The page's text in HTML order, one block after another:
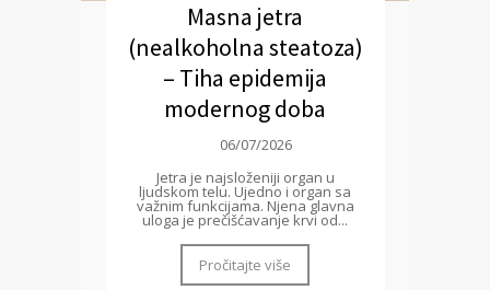
Masna jetra
(nealkoholna steatoza)
– Tiha epidemija
modernog doba
06/07/2026
Jetra je najsloženiji organ u
ljudskom telu. Ujedno i organ sa
važnim funkcijama. Njena glavna
uloga je prečišćavanje krvi od...
Pročitajte više